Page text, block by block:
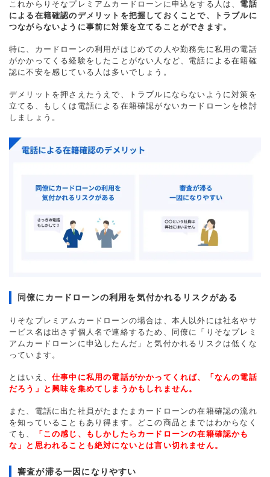
これからりそなプレミアムカードローンに申込をする人は、 電話
による在籍確認のデメリットを把握しておくことで、トラブルに
つながらないように事前に対策を立てることができます。
特に、カードローンの利用がはじめての人や勤務先に私用の電話
がかかってくる経験をしたことがない人など、電話による在籍確
認に不安を感じている人は多いでしょう。
デメリットを押さえたうえで、トラブルにならないように対策を
立てる、もしくは電話による在籍確認がないカードローンを検討
しましょう。
同僚にカードローンの利用を気付かれるリスクがある
りそなプレミアムカードローンの場合は、本人以外には社名やサ
ービス名は出さず個人名で連絡するため、同僚に「りそなプレミ
アムカードローンに申込したんだ」と気付かれるリスクは低くな
っています。
とはいえ、 仕事中に私用の電話がかかってくれば、「なんの電話
だろう」と興味を集めてしまうかもしれません。
また、電話に出た社員がたまたまカードローンの在籍確認の流れ
を知っていることもあり得ます。どこの商品とまではわからなく
ても、
「この感じ、もしかしたらカードローンの在籍確認かも
な」と思われることも絶対にないとは言い切れません。
審査が滞る一因になりやすい